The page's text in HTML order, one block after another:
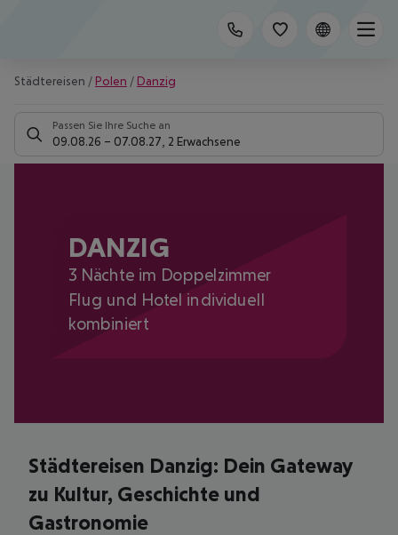
Städtereisen / Polen / Danzig
Passen Sie Ihre Suche an
09.08.26 – 07.08.27 2 Erwachsene
DANZIG
3 Nächte im Doppelzimmer
Flug und Hotel individuell
kombiniert
Städtereisen Danzig: Dein Gateway
zu Kultur, Geschichte und
Gastronomie